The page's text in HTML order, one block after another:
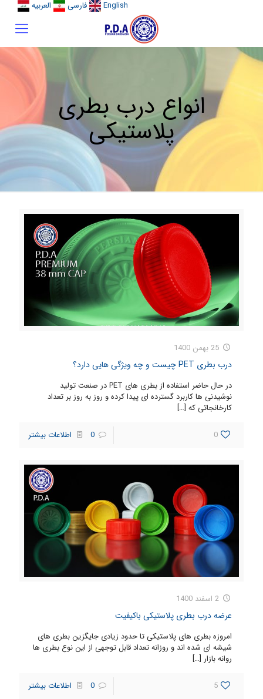
English فارسی العربیه
انواع درب بطری
پلاستیکی
25 بهمن 1400
درب بطری PET چیست و چه ویژگی هایی دارد؟
در حال حاضر استفاده از بطری های PET در صنعت تولید
نوشیدنی ها کاربرد گسترده ای پیدا کرده و روز به روز بر تعداد
کارخانجاتی که […]
0
0 اطلاعات بیشتر
2 اسفند 1400
عرضه درب بطری پلاستیکی باکیفیت
امروزه بطری های پلاستیکی تا حدود زیادی جایگزین بطری های
شیشه ای شده اند و روزانه تعداد قابل توجهی از این نوع بطری ها
روانه بازار […]
5
0 اطلاعات بیشتر